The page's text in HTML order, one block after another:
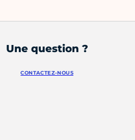
Une question ?
CONTACTEZ-NOUS